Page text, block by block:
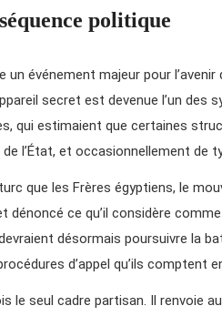
politique
événement majeur pour l’avenir
secret est devenue l’un des
qui estimaient que certaines
l’État, et occasionnellement de
que les Frères égyptiens, le
ce qu’il considère comme
désormais poursuivre la
d’appel qu’ils comptent
le seul cadre partisan. Il renvoie